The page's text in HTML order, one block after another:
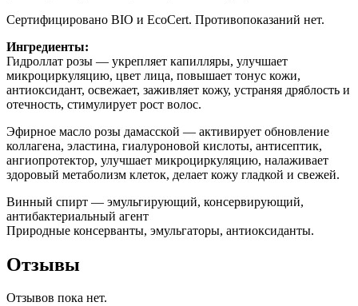
Сертифицировано BIO и EcoCert. Противопоказаний нет.
Ингредиенты:
Гидроллат розы — укрепляет капилляры, улучшает
микроциркуляцию, цвет лица, повышает тонус кожи,
антиоксидант, освежает, заживляет кожу, устраняя дряблость и
отечность, стимулирует рост волос.
Эфирное масло розы дамасской — активирует обновление
коллагена, эластина, гиалуроновой кислоты, антисептик,
ангиопротектор, улучшает микроциркуляцию, налаживает
здоровый метаболизм клеток, делает кожу гладкой и свежей.
Винный спирт — эмульгирующий, консервирующий,
антибактериальный агент
Природные консерванты, эмульгаторы, антиоксиданты.
Отзывы
Отзывов пока нет.